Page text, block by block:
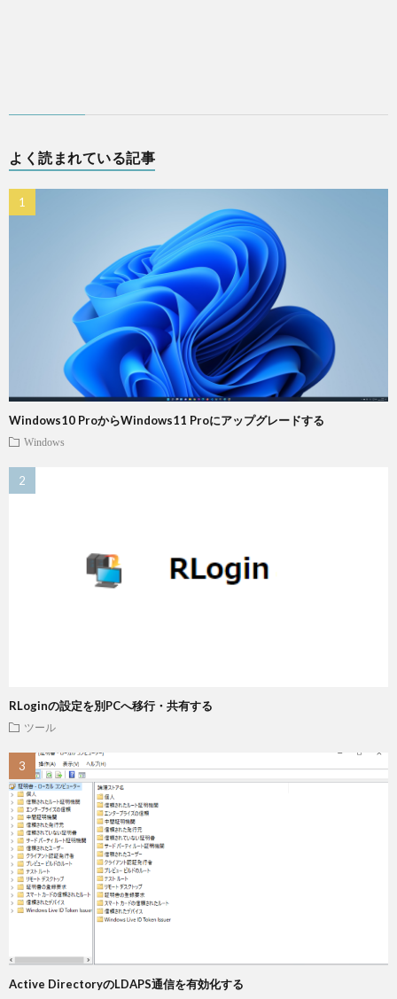
よく読まれている記事
Windows10 ProからWindows11 Proにアップグレードする
Windows
RLoginの設定を別PCへ移行・共有する
ツール
Active DirectoryのLDAPS通信を有効化する